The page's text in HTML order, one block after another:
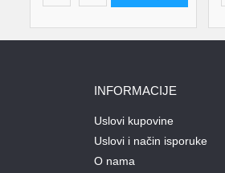
INFORMACIJE
Uslovi kupovine
Uslovi i način isporuke
O nama